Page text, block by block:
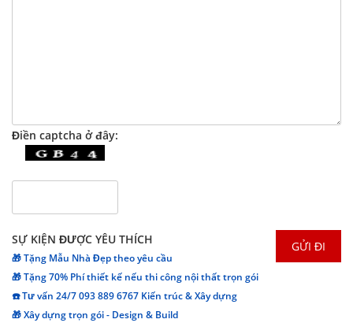
Điền captcha ở đây:
SỰ KIỆN ĐƯỢC YÊU THÍCH
🎁 Tặng Mẫu Nhà Đẹp theo yêu cầu
🎁 Tặng 70% Phí thiết kế nếu thi công nội thất trọn gói
☎️ Tư vấn 24/7 093 889 6767 Kiến trúc & Xây dựng
🎁 Xây dựng trọn gói - Design & Build